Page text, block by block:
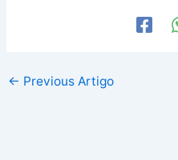
← Previous Artigo